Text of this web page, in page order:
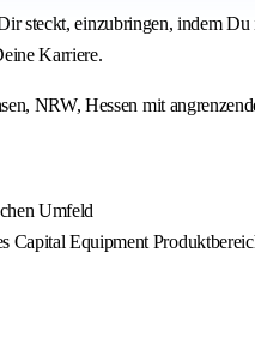
einzubringen, indem
Karriere.
NRW, Hessen mit
Umfeld
Equipment